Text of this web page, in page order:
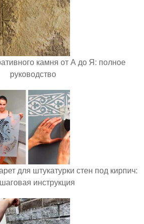
камня от А до Я: полное
руководство
для штукатурки стен под кирпич:
инструкция